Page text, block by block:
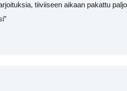
tiiviiseen aikaan pakattu